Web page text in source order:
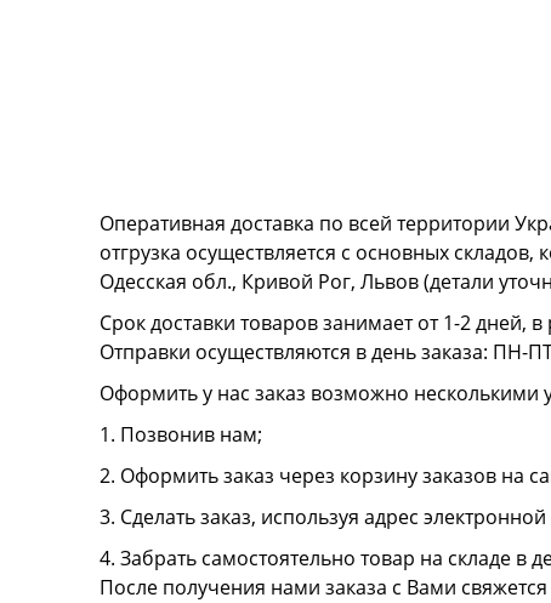
Оперативная доставка по всей территории
отгрузка осуществляется с основных
Одесская обл., Кривой Рог, Львов (детали
Срок доставки товаров занимает от 1-2 дней,
Отправки осуществляются в день заказа: ПН-
Оформить у нас заказ возможно
1. Позвонив нам;
2. Оформить заказ через корзину заказов на
3. Сделать заказ, используя адрес
4. Забрать самостоятельно товар на складе в
После получения нами заказа с Вами